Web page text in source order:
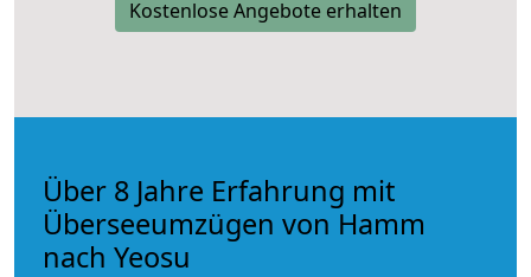
Kostenlose Angebote erhalten
Über 8 Jahre Erfahrung mit
Überseeumzügen von Hamm
nach Yeosu